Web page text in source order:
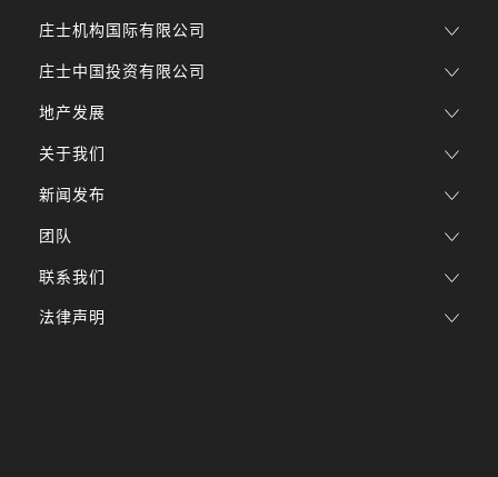
庄士机构国际有限公司
庄士中国投资有限公司
地产发展
关于我们
新闻发布
团队
联系我们
法律声明